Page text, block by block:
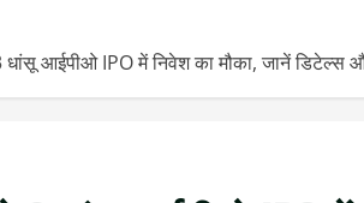
आईपीओ IPO में निवेश का मौका, जानें डिटेल्स